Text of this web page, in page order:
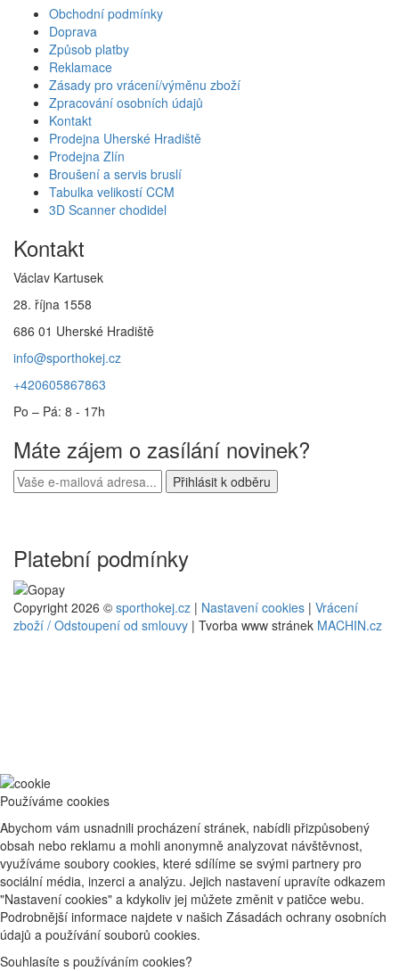
Obchodní podmínky
Doprava
Způsob platby
Reklamace
Zásady pro vrácení/výměnu zboží
Zpracování osobních údajů
Kontakt
Prodejna Uherské Hradiště
Prodejna Zlín
Broušení a servis bruslí
Tabulka velikostí CCM
3D Scanner chodidel
Kontakt
Václav Kartusek
28. října 1558
686 01 Uherské Hradiště
info@sporthokej.cz
+420605867863
Po – Pá: 8 - 17h
Máte zájem o zasílání novinek?
Platební podmínky
Copyright 2026 © sporthokej.cz | Nastavení cookies | Vrácení
zboží / Odstoupení od smlouvy | Tvorba www stránek MACHIN.cz
Používáme cookies
Abychom vám usnadnili procházení stránek, nabídli přizpůsobený
obsah nebo reklamu a mohli anonymně analyzovat návštěvnost,
využíváme soubory cookies, které sdílíme se svými partnery pro
sociální média, inzerci a analýzu. Jejich nastavení upravíte odkazem
"Nastavení cookies" a kdykoliv jej můžete změnit v patičce webu.
Podrobnější informace najdete v našich Zásadách ochrany osobních
údajů a používání souborů cookies.
Souhlasíte s používáním cookies?